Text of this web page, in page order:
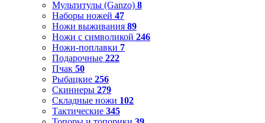
Мультитулы (Ganzo) 8
Наборы ножей 47
Ножи выживания 89
Ножи с символикой 246
Ножи-поплавки 7
Подарочные 222
Пчак 50
Рыбацкие 256
Скиннеры 279
Складные ножи 102
Тактические 345